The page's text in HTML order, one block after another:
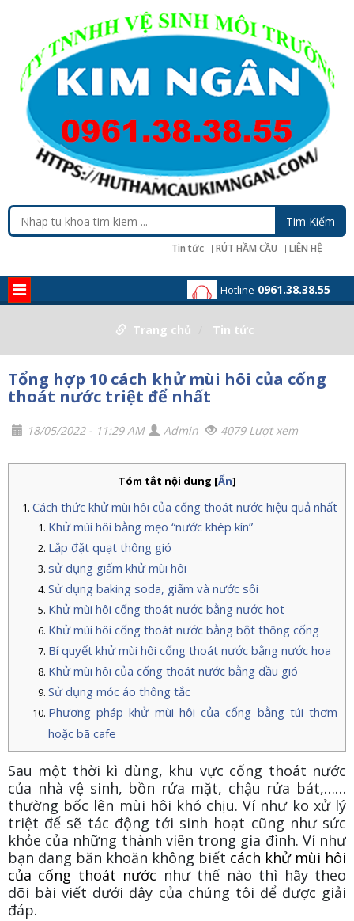
Tin tức RÚT HẦM CẦU LIÊN HỆ
Hotline 0961.38.38.55
Trang chủ Tin tức
Tổng hợp 10 cách khử mùi hôi của cống
thoát nước triệt để nhất
18/05/2022 - 11:29 AM Admin 4079 Lượt xem
Tóm tắt nội dung [Ẩn]
Cách thức khử mùi hôi của cống thoát nước hiệu quả nhất
Khử mùi hôi bằng mẹo “nước khép kín”
Lắp đặt quạt thông gió
sử dụng giấm khử mùi hôi
Sử dụng baking soda, giấm và nước sôi
Khử mùi hôi cống thoát nước bằng nước hot
Khử mùi hôi cống thoát nước bằng bột thông cống
Bí quyết khử mùi hôi cống thoát nước bằng nước hoa
Khử mùi hôi của cống thoát nước bằng dầu gió
Sử dụng móc áo thông tắc
Phương pháp khử mùi hôi của cống bằng túi thơm
hoặc bã cafe
Sau một thời kì dùng, khu vực cống thoát nước
của nhà vệ sinh, bồn rửa mặt, chậu rửa bát,……
thường bốc lên mùi hôi khó chịu. Ví như ko xử lý
triệt để sẽ tác động tới sinh hoạt cũng như sức
khỏe của những thành viên trong gia đình. Ví như
bạn đang băn khoăn không biết cách khử mùi hôi
của cống thoát nước như thế nào thì hãy theo
dõi bài viết dưới đây của chúng tôi để được giải
đáp.